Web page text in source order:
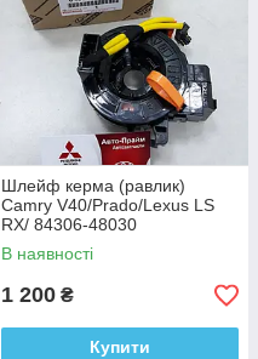
Шлейф керма (равлик)
Camry V40/Prado/Lexus LS
RX/ 84306-48030
В наявності
1 200 ₴
Купити